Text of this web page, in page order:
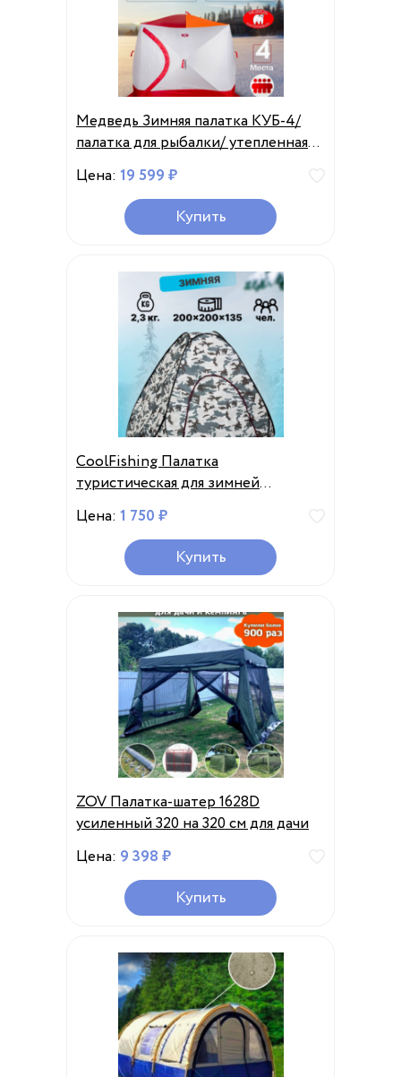
Медведь Зимняя палатка КУБ-4/
палатка для рыбалки/ утепленная 3
слоя
Цена: 19 599 ₽
Купить
CoolFishing Палатка
туристическая для зимней
рыбалки
Цена: 1 750 ₽
Купить
ZOV Палатка-шатер 1628D
усиленный 320 на 320 см для дачи
Цена: 9 398 ₽
Купить